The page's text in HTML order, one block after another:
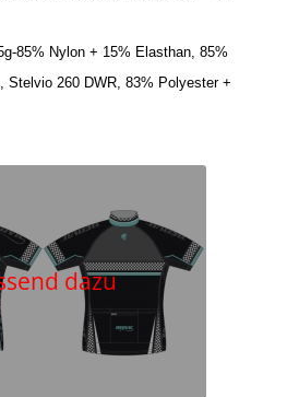
85% Nylon + 15% Elasthan, 85%
Stelvio 260 DWR, 83% Polyester +
dazu